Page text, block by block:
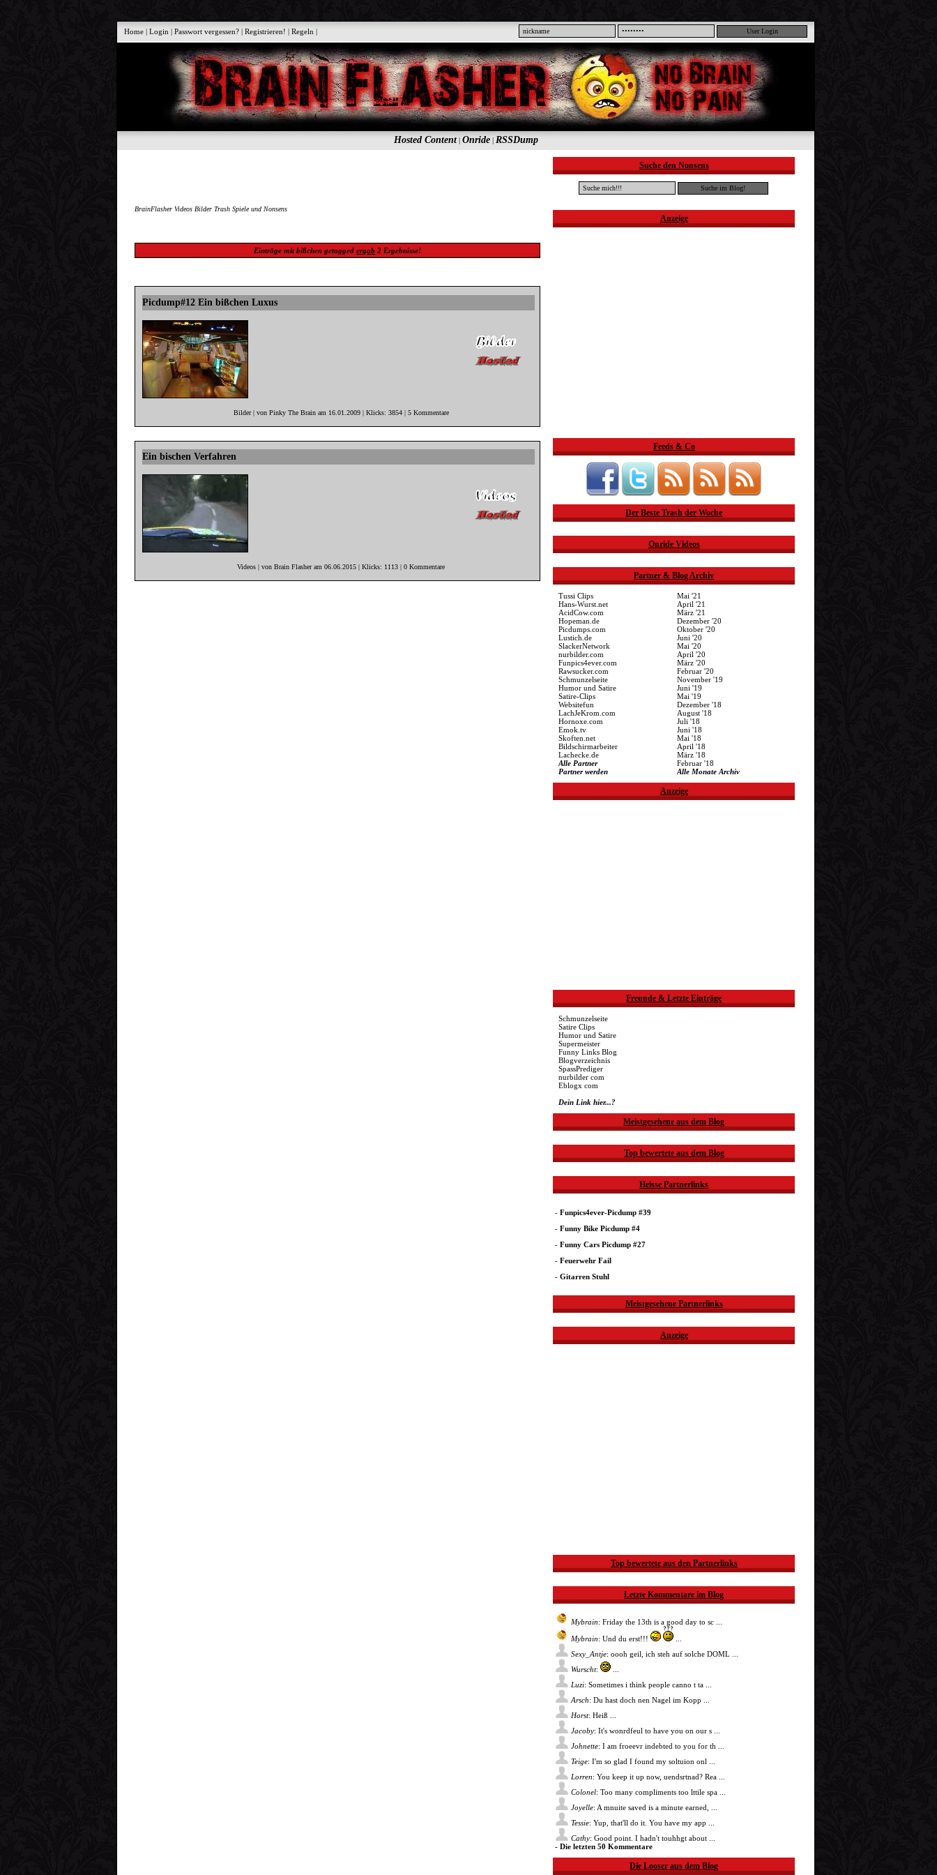
Home |Login |Passwort vergessen? |Registrieren! |Regeln |
Hosted Content| Onride| RSSDump
BrainFlasher Videos Bilder Trash Spiele und Nonsens
Einträge mitbißchen getaggedergab 2 Ergebnisse!
Picdump#12 Ein bißchen Luxus
Bilder | von Pinky The Brain am 16.01.2009 | Klicks: 3854 | 5 Kommentare
Ein bischen Verfahren
Videos | von Brain Flasher am 06.06.2015 | Klicks: 1113 | 0 Kommentare
Suche den Nonsens
Anzeige
Feeds & Co
Der Beste Trash der Woche
Onride Videos
Partner & Blog Archiv
Tussi Clips
Hans-Wurst.net
AcidCow.com
Hopeman.de
Picdumps.com
Lustich.de
SlackerNetwork
nurbilder.com
Funpics4ever.com
Rawsucker.com
Schmunzelseite
Humor und Satire
Satire-Clips
Websitefun
LachJeKrom.com
Hornoxe.com
Emok.tv
Skoften.net
Bildschirmarbeiter
Lachecke.de
Alle Partner
Partner werden
Mai '21
April '21
März '21
Dezember '20
Oktober '20
Juni '20
Mai '20
April '20
März '20
Februar '20
November '19
Juni '19
Mai '19
Dezember '18
August '18
Juli '18
Juni '18
Mai '18
April '18
März '18
Februar '18
Alle Monate Archiv
Anzeige
Freunde & Letzte Einträge
Schmunzelseite
Satire Clips
Humor und Satire
Supermeister
Funny Links Blog
Blogverzeichnis
SpassPrediger
nurbilder com
Eblogx com
Dein Link hier...?
Meistgesehene aus dem Blog
Top bewertete aus dem Blog
Heisse Partnerlinks
-Funpics4ever-Picdump #39
-Funny Bike Picdump #4
-Funny Cars Picdump #27
-Feuerwehr Fail
-Gitarren Stuhl
Meistgesehene Partnerlinks
Anzeige
Top bewertete aus den Partnerlinks
Letzte Kommentare im Blog
Mybrain: Friday the 13th is a good day to sc ...
Mybrain: Und du erst!!!
Sexy_Antje: oooh geil, ich steh auf solche DOML ...
Wurscht:
Luzi: Sometimes i think people canno t ta ...
Arsch: Du hast doch nen Nagel im Kopp ...
Horst: Heiß ...
Jacoby: It's wonrdfeul to have you on our s ...
Johnette: I am froeevr indebted to you for th ...
Teige: I'm so glad I found my soltuion onl ...
Lorren: You keep it up now, uendsrtnad? Rea ...
Colonel: Too many compliments too lttile spa ...
Joyelle: A mnuite saved is a minute earned, ...
Tessie: Yup, that'll do it. You have my app ...
Cathy: Good point. I hadn't touhhgt about ...
- Die letzten 50 Kommentare
Die Looser aus dem Blog